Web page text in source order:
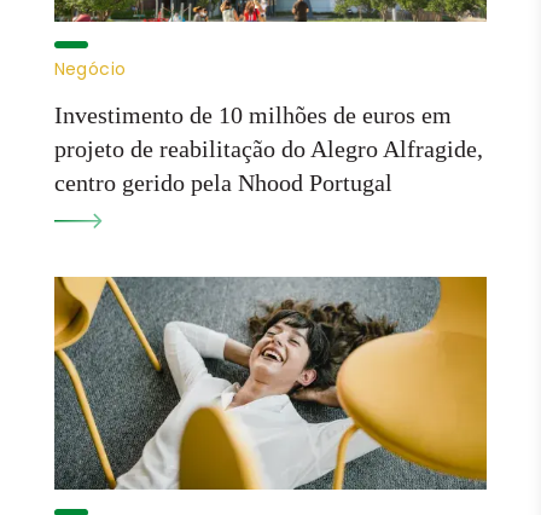
Negócio
Investimento de 10 milhões de euros em
projeto de reabilitação do Alegro Alfragide,
centro gerido pela Nhood Portugal